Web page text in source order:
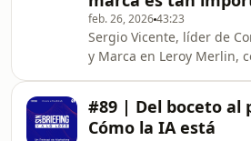
fase de crecimiento de
en una idea clave: el
el punto de entrada, pero
diferenciación se
experiencia, personaliza
feb. 26, 202643:23
Sergio Vicente, líder de
y Marca en Leroy Merlin,
une la cercanía local con
que refuerzan la relación
#89 | Del boceto al
Cómo la IA está